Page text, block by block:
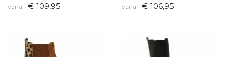
vanaf € 109,95 vanaf € 106,95